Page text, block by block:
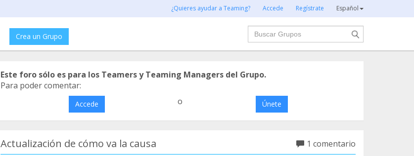
¿Quieres ayudar a Teaming? Accede Regístrate Español
Crea un Grupo
Buscar
Este foro sólo es para los Teamers y Teaming Managers del Grupo.
Para poder comentar:
Accede o Únete
Actualización de cómo va la causa
1 comentario